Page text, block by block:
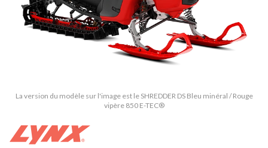
La version du modèle sur l'image est le SHREDDER DS Bleu minéral / Rouge
vipère 850 E-TEC®